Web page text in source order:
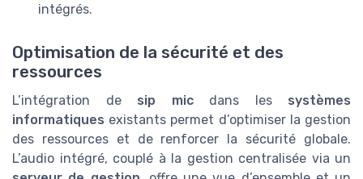
intégrés.
Optimisation de la sécurité et des
ressources
L’intégration de sip micdans les systèmes
informatiques existants permet d’optimiser la gestion
des ressources et de renforcer la sécurité globale.
L’audio intégré, couplé à la gestion centralisée via un